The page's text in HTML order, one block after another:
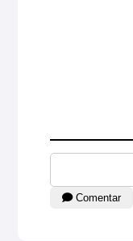
Comentar